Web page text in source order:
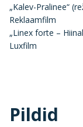
„Kalev-Pralinee“
Reklaamfilm
„Linex forte –
Luxfilm
Pildid